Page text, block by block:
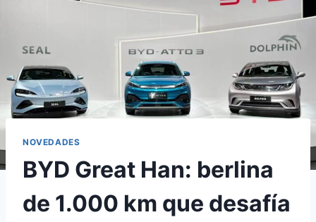
NOVEDADES
BYD Great Han: berlina
de 1.000 km que desafía